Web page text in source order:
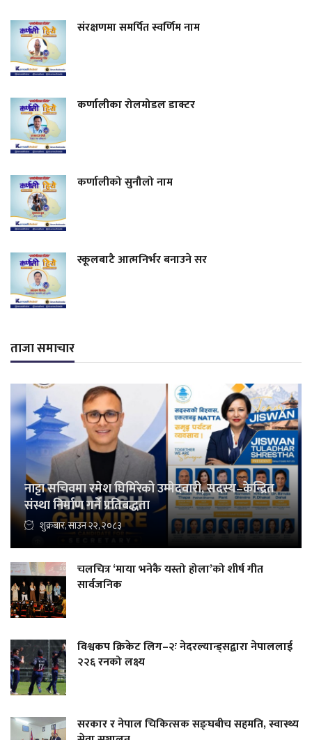
संरक्षणमा समर्पित स्वर्णिम नाम
कर्णालीका रोलमोडल डाक्टर
कर्णालीको सुनौलो नाम
स्कूलबाटै आत्मनिर्भर बनाउने सर
ताजा समाचार
नाट्टा सचिवमा रमेश घिमिरेको उम्मेदवारी, सदस्य–केन्द्रित
संस्था निर्माण गर्ने प्रतिबद्धता
शुक्रबार, साउन २२, २०८३
चलचित्र ‘माया भनेकै यस्तो होला’को शीर्ष गीत
सार्वजनिक
विश्वकप क्रिकेट लिग–२ः नेदरल्यान्ड्सद्वारा नेपाललाई
२२६ रनको लक्ष्य
सरकार र नेपाल चिकित्सक सङ्घबीच सहमति, स्वास्थ्य